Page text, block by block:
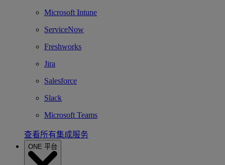
Microsoft Intune
ServiceNow
Freshworks
Jira
Salesforce
Slack
Microsoft Teams
查看所有集成服务
ONE 平台